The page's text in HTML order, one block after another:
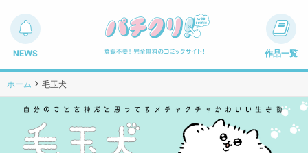
NEWS 作品一覧
ホーム 毛玉犬